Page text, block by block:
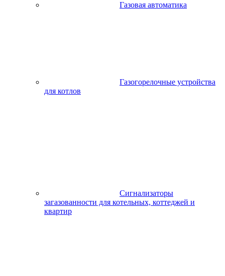
Газовая автоматика
Газогорелочные устройства
для котлов
Сигнализаторы
загазованности для котельных, коттеджей и
квартир